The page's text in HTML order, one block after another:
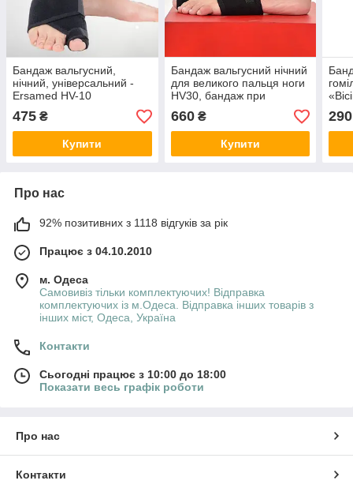
Бандаж вальгусний,
нічний, універсальний -
Ersamed HV-10
475 ₴
Купити
Бандаж вальгусний нічний
для великого пальця ноги
HV30, бандаж при
вальгусній деформації на
праву ногу
660₴
Купити
290
Про нас
92% позитивних з 1118 відгуків за рік
Працює з 04.10.2010
м. Одеса
Самовивіз тільки комплектуючих! Відправка
комплектуючих із м.Одеса. Відправка інших товарів з
інших міст, Одеса, Україна
Контакти
Сьогодні працює з 10:00 до 18:00
Показати весь графік роботи
Про нас
Контакти